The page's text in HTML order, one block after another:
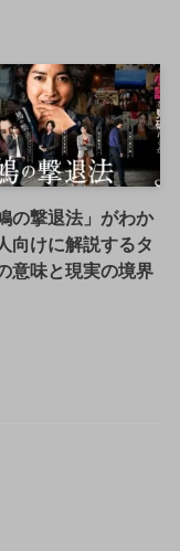
の撃退法」がわか
向けに解説するタ
意味と現実の境界